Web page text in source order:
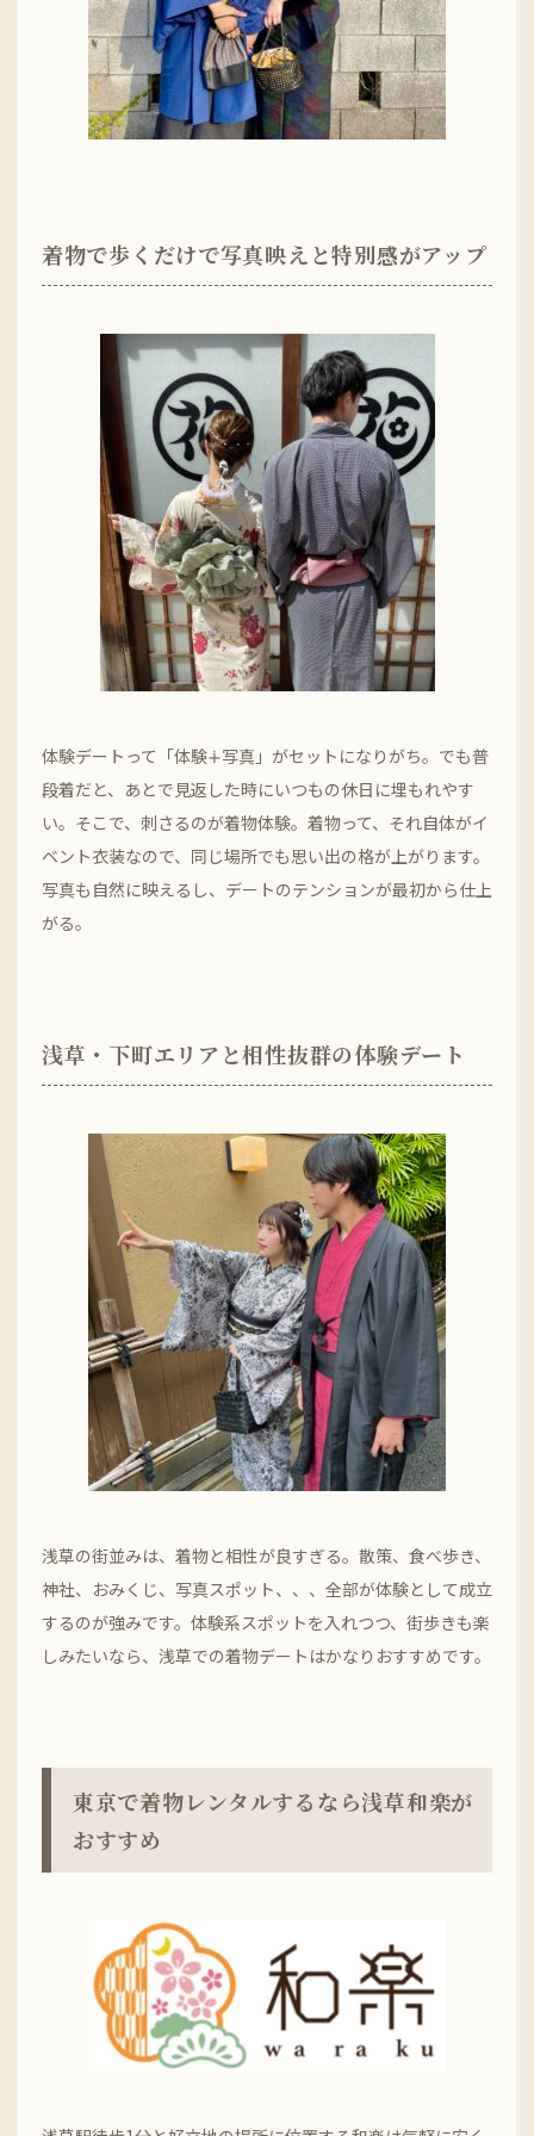
着物で歩くだけで写真映えと特別感がアップ
体験デートって「体験∔写真」がセットになりがち。でも普
段着だと、あとで見返した時にいつもの休日に埋もれやす
い。そこで、刺さるのが着物体験。着物って、それ自体がイ
ベント衣装なので、同じ場所でも思い出の格が上がります。
写真も自然に映えるし、デートのテンションが最初から仕上
がる。
浅草・下町エリアと相性抜群の体験デート
浅草の街並みは、着物と相性が良すぎる。散策、食べ歩き、
神社、おみくじ、写真スポット、、、全部が体験として成立
するのが強みです。体験系スポットを入れつつ、街歩きも楽
しみたいなら、浅草での着物デートはかなりおすすめです。
東京で着物レンタルするなら浅草和楽が
おすすめ